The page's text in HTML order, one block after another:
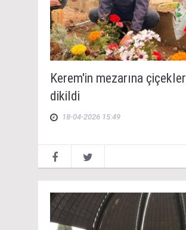
Kerem'in mezarına çiçekler
dikildi
18-04-2026 15:49